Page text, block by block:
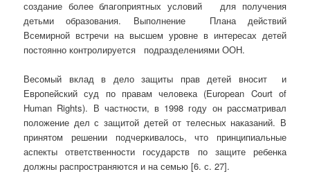
создание более благоприятных условий для получения
детьми образования. Выполнение Плана действий
Всемирной встречи на высшем уровне в интересах детей
постоянно контролируется подразделениями ООН.
Весомый вклад в дело защиты прав детей вносит и
Европейский суд по правам человека (European Court of
Human Rights). В частности, в 1998 году он рассматривал
положение дел с защитой детей от телесных наказаний. В
принятом решении подчеркивалось, что принципиальные
аспекты ответственности государств по защите ребенка
должны распространяются и на семью [6. с. 27].